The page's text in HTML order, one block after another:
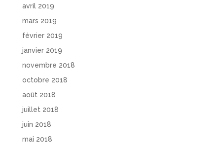
avril 2019
mars 2019
février 2019
janvier 2019
novembre 2018
octobre 2018
août 2018
juillet 2018
juin 2018
mai 2018